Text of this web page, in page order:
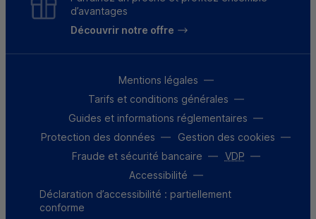
d’avantages
Découvrir notre offre
Mentions légales
Tarifs et conditions générales
Guides et informations réglementaires
Protection des données
Gestion des cookies
Fraude et sécurité bancaire
VDP
Accessibilité
Déclaration d’accessibilité : partiellement
conforme